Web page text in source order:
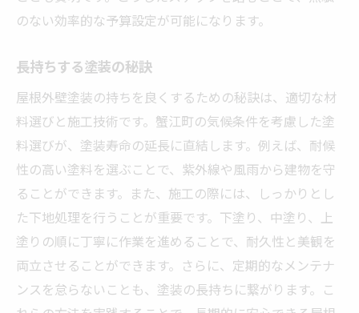
のない効率的な予算設定が可能になります。
長持ちする塗装の秘訣
屋根外壁塗装の持ちを良くするための秘訣は、適切な材
料選びと施工技術です。蟹江町の気候条件を考慮した塗
料選びが、塗装寿命の延長に直結します。例えば、耐候
性の高い塗料を選ぶことで、紫外線や風雨から建物を守
ることができます。また、施工の際には、しっかりとし
た下地処理を行うことが重要です。下塗り、中塗り、上
塗りの順に丁寧に作業を進めることで、耐久性と美観を
両立させることができます。さらに、定期的なメンテナ
ンスを怠らないことも、塗装の長持ちに繋がります。こ